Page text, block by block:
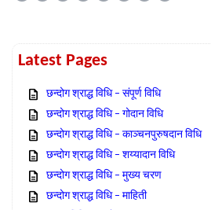
Latest Pages
छन्दोग श्राद्ध विधि – संपूर्ण विधि
छन्दोग श्राद्ध विधि – गोदान विधि
छन्दोग श्राद्ध विधि – काञ्चनपुरुषदान विधि
छन्दोग श्राद्ध विधि – शय्यादान विधि
छन्दोग श्राद्ध विधि – मुख्य चरण
छन्दोग श्राद्ध विधि – माहिती